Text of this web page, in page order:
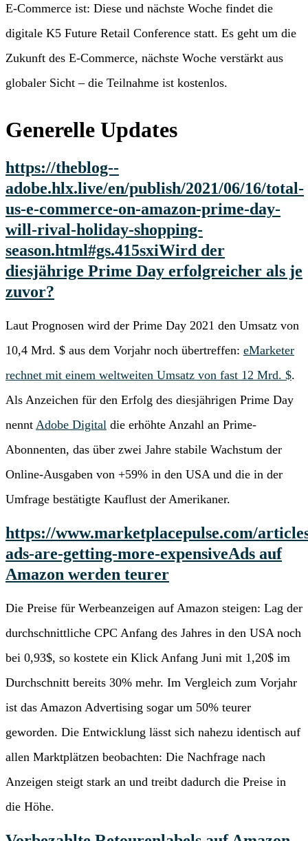
E-Commerce ist: Diese und nächste Woche findet die
digitale K5 Future Retail Conference statt. Es geht um die
Zukunft des E-Commerce, nächste Woche verstärkt aus
globaler Sicht – die Teilnahme ist kostenlos.
Generelle Updates
https://theblog--
adobe.hlx.live/en/publish/2021/06/16/total-
us-e-commerce-on-amazon-prime-day-
will-rival-holiday-shopping-
season.html#gs.415sxiWird der
diesjährige Prime Day erfolgreicher als je
zuvor?
Laut Prognosen wird der Prime Day 2021 den Umsatz von
10,4 Mrd. $ aus dem Vorjahr noch übertreffen: eMarketer
rechnet mit einem weltweiten Umsatz von fast 12 Mrd. $.
Als Anzeichen für den Erfolg des diesjährigen Prime Day
nennt Adobe Digital die erhöhte Anzahl an Prime-
Abonnenten, das über zwei Jahre stabile Wachstum der
Online-Ausgaben von +59% in den USA und die in der
Umfrage bestätigte Kauflust der Amerikaner.
https://www.marketplacepulse.com/
ads-are-getting-more-expensiveAds auf
Amazon werden teurer
Die Preise für Werbeanzeigen auf Amazon steigen: Lag der
durchschnittliche CPC Anfang des Jahres in den USA noch
bei 0,93$, so kostete ein Klick Anfang Juni mit 1,20$ im
Durchschnitt bereits 30% mehr. Im Vergleich zum Vorjahr
ist das Amazon Advertising sogar um 50% teurer
geworden. Die Entwicklung lässt sich nahezu identisch auf
allen Marktplätzen beobachten: Die Nachfrage nach
Anzeigen steigt stark an und treibt dadurch die Preise in
die Höhe.